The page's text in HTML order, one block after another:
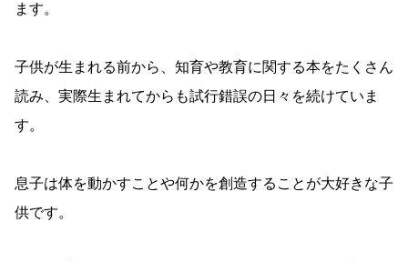
ます。
子供が生まれる前から、知育や教育に関する本をたくさん
読み、実際生まれてからも試行錯誤の日々を続けていま
す。
息子は体を動かすことや何かを創造することが大好きな子
供です。